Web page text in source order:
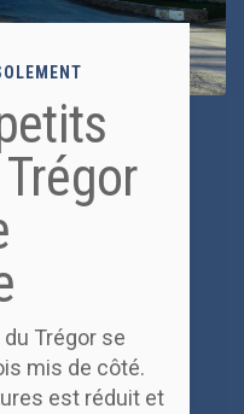
Trégor se
mis de côté.
est réduit et